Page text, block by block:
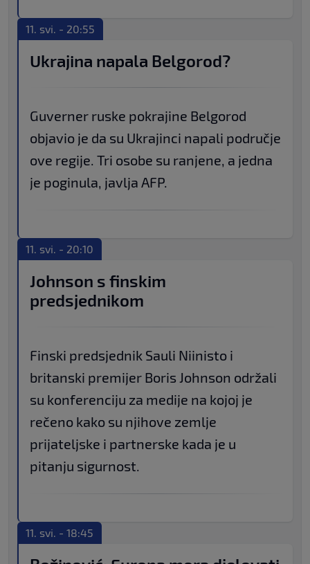
11. svi. - 20:55
Ukrajina napala Belgorod?
Guverner ruske pokrajine Belgorod
objavio je da su Ukrajinci napali područje
ove regije. Tri osobe su ranjene, a jedna
je poginula, javlja AFP.
11. svi. - 20:10
Johnson s finskim
predsjednikom
Finski predsjednik Sauli Niinisto i
britanski premijer Boris Johnson održali
su konferenciju za medije na kojoj je
rečeno kako su njihove zemlje
prijateljske i partnerske kada je u
pitanju sigurnost.
11. svi. - 18:45